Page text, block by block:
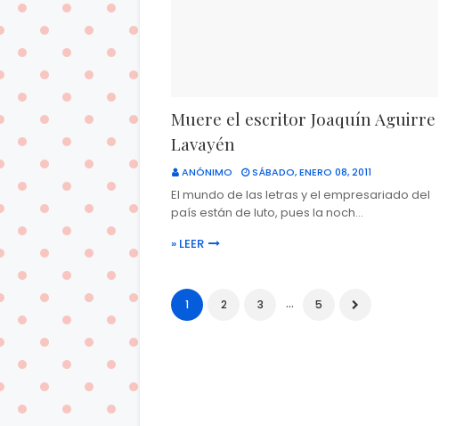
Muere el escritor Joaquín Aguirre
Lavayén
ANÓNIMO SÁBADO, ENERO 08, 2011
El mundo de las letras y el empresariado del
país están de luto, pues la noch…
» LEER
1 2 3 ... 5